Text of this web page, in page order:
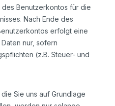
Benutzerkontos für die
Nach Ende des
erfolgt eine
nur, sofern
(z.B. Steuer- und
Sie uns auf Grundlage